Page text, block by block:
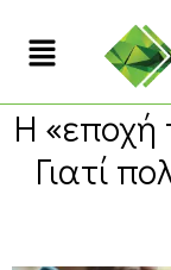
Η «εποχή
Γιατί